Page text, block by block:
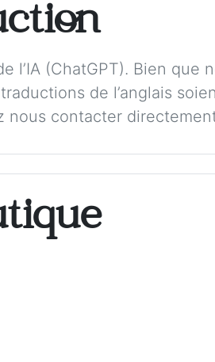
l’IA (ChatGPT). Bien que
de l’anglais
nous contacter